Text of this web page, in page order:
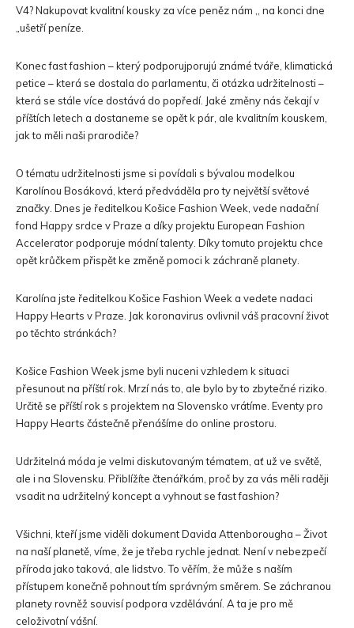
V4? Nakupovat kvalitní kousky za více peněz nám ,, na konci dne
„ušetří peníze.
Konec fast fashion – který podporujporujú známé tváře, klimatická
petice – která se dostala do parlamentu, či otázka udržitelnosti –
která se stále více dostává do popředí. Jaké změny nás čekají v
příštích letech a dostaneme se opět k pár, ale kvalitním kouskem,
jak to měli naši prarodiče?
O tématu udržitelnosti jsme si povídali s bývalou modelkou
Karolínou Bosáková, která předváděla pro ty největší světové
značky. Dnes je ředitelkou Košice Fashion Week, vede nadační
fond Happy srdce v Praze a díky projektu European Fashion
Accelerator podporuje módní talenty. Díky tomuto projektu chce
opět krůčkem přispět ke změně pomoci k záchraně planety.
Karolína jste ředitelkou Košice Fashion Week a vedete nadaci
Happy Hearts v Praze. Jak koronavirus ovlivnil váš pracovní život
po těchto stránkách?
Košice Fashion Week jsme byli nuceni vzhledem k situaci
přesunout na příští rok. Mrzí nás to, ale bylo by to zbytečné riziko.
Určitě se příští rok s projektem na Slovensko vrátíme. Eventy pro
Happy Hearts částečně přenášíme do online prostoru.
Udržitelná móda je velmi diskutovaným tématem, ať už ve světě,
ale i na Slovensku. Přiblížíte čtenářkám, proč by za vás měli raději
vsadit na udržitelný koncept a vyhnout se fast fashion?
Všichni, kteří jsme viděli dokument Davida Attenborougha – Život
na naší planetě, víme, že je třeba rychle jednat. Není v nebezpečí
příroda jako taková, ale lidstvo. To věřím, že může s naším
přístupem konečně pohnout tím správným směrem. Se záchranou
planety rovněž souvisí podpora vzdělávání. A ta je pro mě
celoživotní vášní.